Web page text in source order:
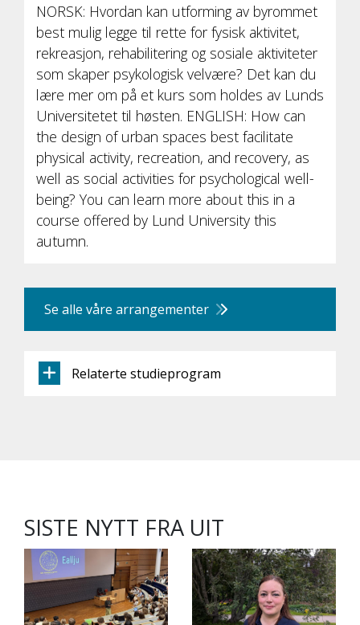
NORSK: Hvordan kan utforming av byrommet
best mulig legge til rette for fysisk aktivitet,
rekreasjon, rehabilitering og sosiale aktiviteter
som skaper psykologisk velvære? Det kan du
lære mer om på et kurs som holdes av Lunds
Universitetet til høsten. ENGLISH: How can
the design of urban spaces best facilitate
physical activity, recreation, and recovery, as
well as social activities for psychological well-
being? You can learn more about this in a
course offered by Lund University this
autumn.
Se alle våre arrangementer
Relaterte studieprogram
SISTE NYTT FRA UIT